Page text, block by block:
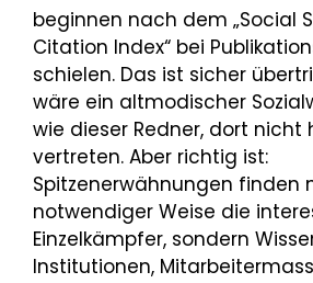
beginnen nach dem „Social
Citation Index“ bei
schielen. Das ist sicher
wäre ein altmodischer
wie dieser Redner, dort nicht
vertreten. Aber richtig ist:
Spitzenerwähnungen finden
notwendiger Weise die
Einzelkämpfer, sondern
Institutionen,